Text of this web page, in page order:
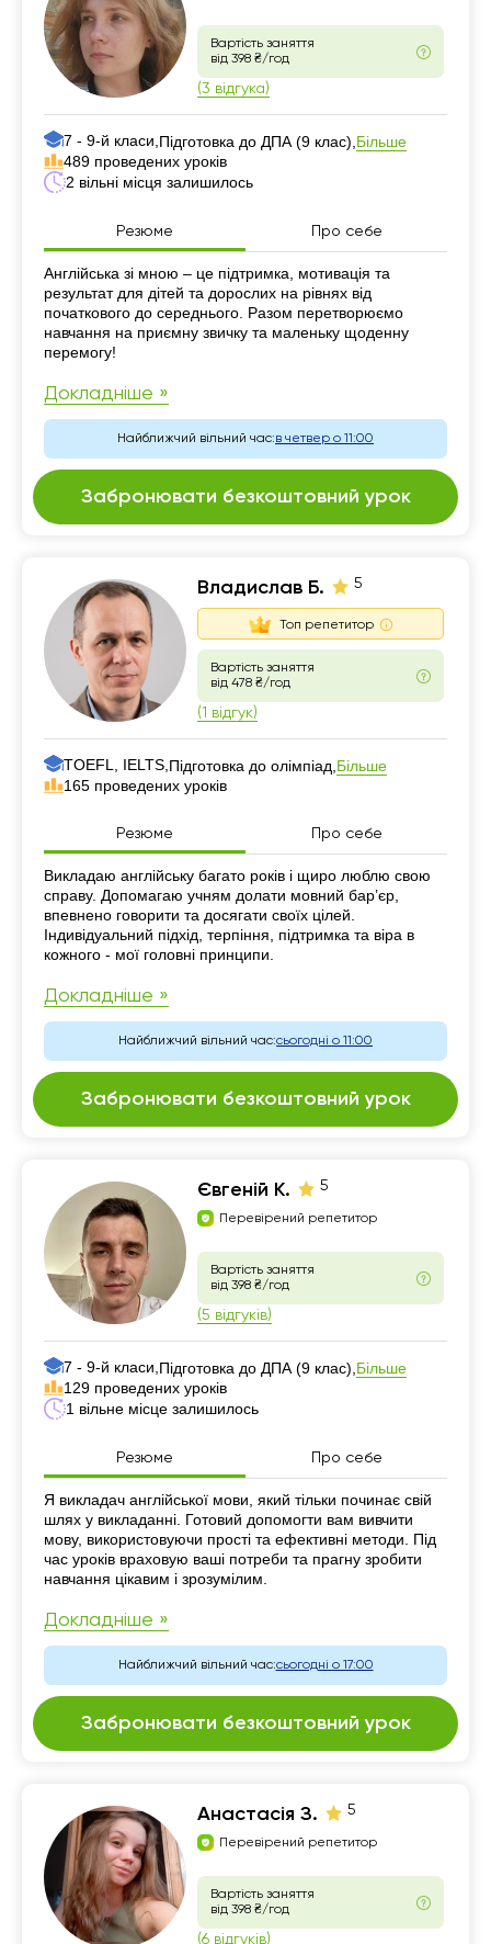
Вартість заняття
від 398 ₴/год
(3 відгука)
7 - 9-й класи, Підготовка до ДПА (9 клас), Більше
489 проведених уроків
2 вільні місця залишилось
Резюме Про себе
Резюме
Англійська зі мною – це підтримка, мотивація та
результат для дітей та дорослих на рівнях від
початкового до середнього. Разом перетворюємо
навчання на приємну звичку та маленьку щоденну
перемогу!
Докладніше »
Найближчий вільний час:в четвер о 11:00
Забронювати безкоштовний урок
Владислав Б. 5
Топ репетитор
Вартість заняття
від 478 ₴/год
(1 відгук)
TOEFL, IELTS, Підготовка до олімпіад, Більше
165 проведених уроків
Резюме Про себе
Резюме
Викладаю англійську багато років і щиро люблю свою
справу. Допомагаю учням долати мовний бар’єр,
впевнено говорити та досягати своїх цілей.
Індивідуальний підхід, терпіння, підтримка та віра в
кожного - мої головні принципи.
Докладніше »
Найближчий вільний час:сьогодні о 11:00
Забронювати безкоштовний урок
Євгеній К. 5
Перевірений репетитор
Вартість заняття
від 398 ₴/год
(5 відгуків)
7 - 9-й класи, Підготовка до ДПА (9 клас), Більше
129 проведених уроків
1 вільне місце залишилось
Резюме Про себе
Резюме
Я викладач англійської мови, який тільки починає свій
шлях у викладанні. Готовий допомогти вам вивчити
мову, використовуючи прості та ефективні методи. Під
час уроків враховую ваші потреби та прагну зробити
навчання цікавим і зрозумілим.
Докладніше »
Найближчий вільний час:сьогодні о 17:00
Забронювати безкоштовний урок
Анастасія З. 5
Перевірений репетитор
Вартість заняття
від 398 ₴/год
(6 відгуків)